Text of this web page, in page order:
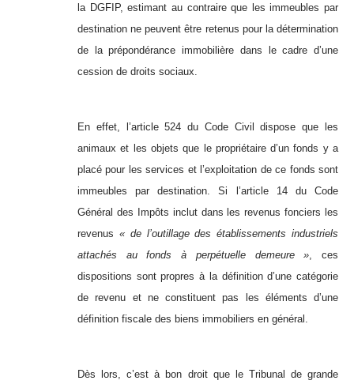
la DGFIP, estimant au contraire que les immeubles par
destination ne peuvent être retenus pour la détermination
de la prépondérance immobilière dans le cadre d’une
cession de droits sociaux.
En effet, l’article 524 du Code Civil dispose que les
animaux et les objets que le propriétaire d’un fonds y a
placé pour les services et l’exploitation de ce fonds sont
immeubles par destination. Si l’article 14 du Code
Général des Impôts inclut dans les revenus fonciers les
revenus « de l’outillage des établissements industriels
attachés au fonds à perpétuelle demeure » , ces
dispositions sont propres à la définition d’une catégorie
de revenu et ne constituent pas les éléments d’une
définition fiscale des biens immobiliers en général.
Dès lors, c’est à bon droit que le Tribunal de grande